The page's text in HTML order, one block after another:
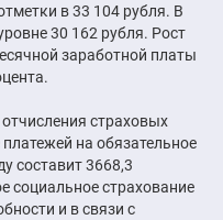
в 33 104 рубля. В
30 162 рубля. Рост
заработной платы
страховых
на обязательное
составит 3668,3
социальное страхование
и в связи с